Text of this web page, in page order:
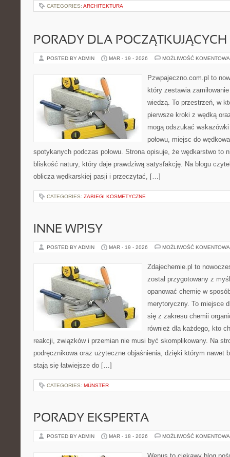
CATEGORIES: ARCHITEKTURA
PORADY DLA POCZĄTKUJĄCYCH
POSTED BY ADMIN MAR - 19 - 2026 MOŻLIWOŚĆ
Pzwpajeczno.com.pl to
który zestawia
wiedzą. To przestrzeń, w
pierwsze kroki z wędką
mogą odszukać
połowu, miejsc do
spotykanych podczas połowu. Strona opisuje, że wędkarstwo to
bliskość natury, który daje prawdziwą satysfakcję. Na blogu
oblicza wędkarskiej pasji i przeczytać, […]
CATEGORIES: ZABIEGI KOSMETYCZNE
INNE WPISY
POSTED BY ADMIN MAR - 19 - 2026 MOŻLIWOŚĆ
Zdajechemie.pl to
został przygotowany z
opanować chemię w
merytoryczny. To miejsce
się z zakresu chemii
również dla każdego, kto
reakcji, związków i przemian nie musi być skomplikowany. Na
podręcznikowa oraz użyteczne objaśnienia, dzięki którym nawet
stają się łatwiejsze do […]
CATEGORIES: MÜNSTER
PORADY EKSPERTA
POSTED BY ADMIN MAR - 18 - 2026 MOŻLIWOŚĆ